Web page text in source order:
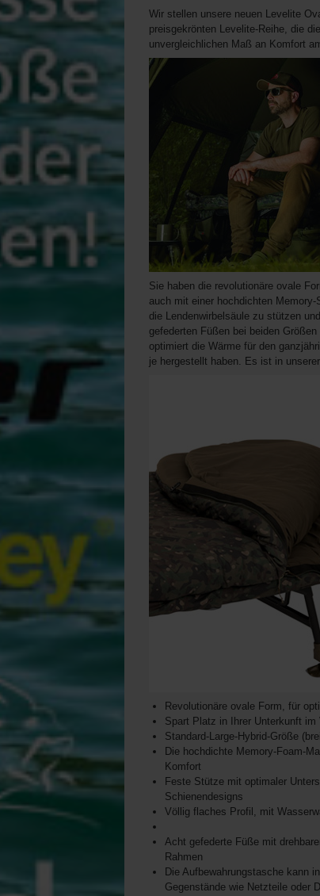
Wir stellen unsere neuen Levelite
preisgekrönten Levelite-Reihe, die
unvergleichlichen Maß an Komfort
Sie haben die revolutionäre ovale
auch mit einer hochdichten
die Lendenwirbelsäule zu stützen
gefederten Füßen bei beiden
optimiert die Wärme für den
je hergestellt haben. Es ist in
Revolutionäre ovale Form, für
Spart Platz in Ihrer Unterkunft
Standard-Large-Hybrid-Größe
Die hochdichte Memory-Foam-
Komfort
Feste Stütze mit optimaler
Schienendesigns
Völlig flaches Profil, mit
Acht gefederte Füße mit
Rahmen
Die Aufbewahrungstasche kann
Gegenstände wie Netzteile oder